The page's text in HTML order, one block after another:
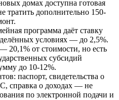
домах доступна готовая
тратить дополнительно 150-
программа даёт ставку
условиях — до 2,5%.
20,1% от стоимости, но есть
субсидий
до 10-12%.
паспорт, свидетельства о
справка о доходах — не
по электронной подачи и